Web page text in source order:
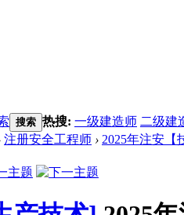
搜索 热搜: 一级建造师 二级建
注册安全工程师 › 2025年注安【